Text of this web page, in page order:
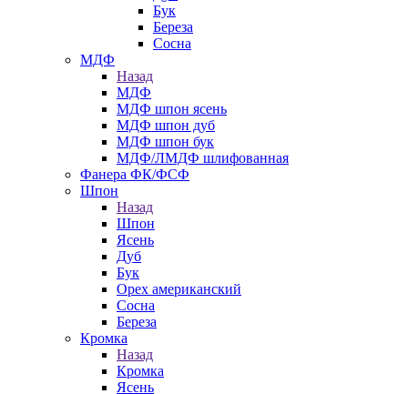
Бук
Береза
Сосна
МДФ
Назад
МДФ
МДФ шпон ясень
МДФ шпон дуб
МДФ шпон бук
МДФ/ЛМДФ шлифованная
Фанера ФК/ФСФ
Шпон
Назад
Шпон
Ясень
Дуб
Бук
Орех американский
Сосна
Береза
Кромка
Назад
Кромка
Ясень